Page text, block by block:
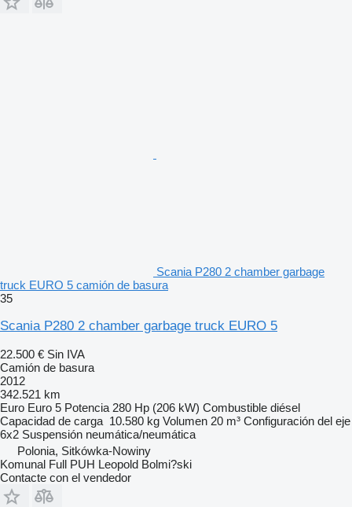
Scania P280 2 chamber garbage
truck EURO 5 camión de basura
35
Scania P280 2 chamber garbage truck EURO 5
22.500 € Sin IVA
Camión de basura
2012
342.521 km
Euro Euro 5 Potencia 280 Hp (206 kW) Combustible diésel
Capacidad de carga 10.580 kg Volumen 20 m³ Configuración del eje
6x2 Suspensión neumática/neumática
Polonia, Sitkówka-Nowiny
Komunal Full PUH Leopold Bolmi?ski
Contacte con el vendedor